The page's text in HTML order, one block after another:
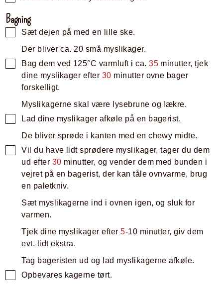
Bagning
Sæt dejen på med en lille ske.
Der bliver ca. 20 små myslikager.
Bag dem ved 125°C varmluft i ca.35 minutter, tjek
dine myslikager efter 30 minutter ovne bager
forskelligt.
Myslikagerne skal være lysebrune og lækre.
Lad dine myslikager afkøle på en bagerist.
De bliver sprøde i kanten med en chewy midte.
Vil du have lidt sprødere myslikager, tager du dem
ud efter 30 minutter, og vender dem med bunden i
vejret på en bagerist, der kan tåle ovnvarme, brug
en paletkniv.
Sæt myslikagerne ind i ovnen igen, og sluk for
varmen.
Tjek dine myslikager efter5-10 minutter, giv dem
evt. lidt ekstra.
Tag bageristen ud og lad myslikagerne afkøle.
Opbevares kagerne tørt.